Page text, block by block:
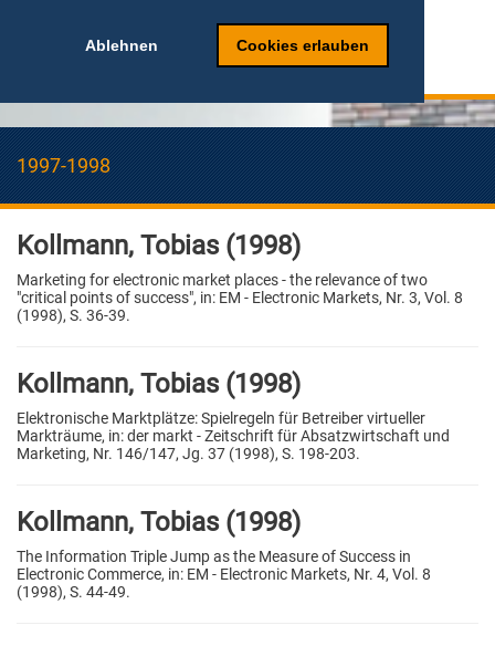
Ablehnen Cookies erlauben
1999-2000
1997-1998
1997-1998
Kollmann, Tobias (1998)
Marketing for electronic market places - the relevance of two
"critical points of success", in: EM - Electronic Markets, Nr. 3, Vol. 8
(1998), S. 36-39.
Kollmann, Tobias (1998)
Elektronische Marktplätze: Spielregeln für Betreiber virtueller
Markträume, in: der markt - Zeitschrift für Absatzwirtschaft und
Marketing, Nr. 146/147, Jg. 37 (1998), S. 198-203.
Kollmann, Tobias (1998)
The Information Triple Jump as the Measure of Success in
Electronic Commerce, in: EM - Electronic Markets, Nr. 4, Vol. 8
(1998), S. 44-49.